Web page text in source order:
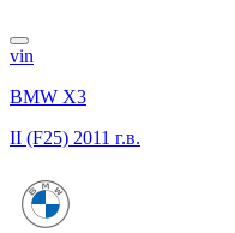
vin
BMW X3
II (F25) 2011 г.в.